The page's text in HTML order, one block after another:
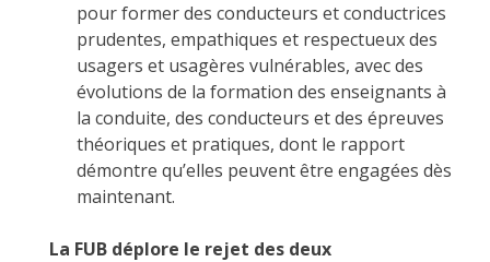
pour former des conducteurs et conductrices
prudentes, empathiques et respectueux des
usagers et usagères vulnérables, avec des
évolutions de la formation des enseignants à
la conduite, des conducteurs et des épreuves
théoriques et pratiques, dont le rapport
démontre qu’elles peuvent être engagées dès
maintenant.
La FUB déplore le rejet des deux